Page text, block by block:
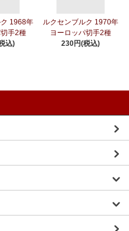
1968年
手2種
込)
ルクセンブルク 1970年
ヨーロッパ切手2種
230円(税込)